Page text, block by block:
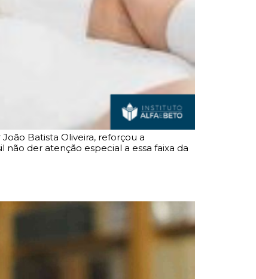
Batista Oliveira, reforçou a
der atenção especial a essa faixa da